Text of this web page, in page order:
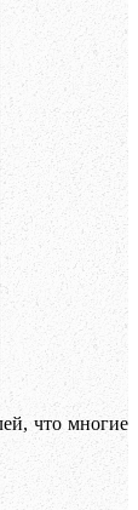
что многие